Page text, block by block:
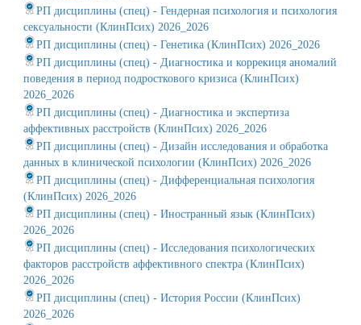
РП дисциплины (спец) - Гендерная психология и психология
сексуальности (КлинПсих) 2026_2026
РП дисциплины (спец) - Генетика (КлинПсих) 2026_2026
РП дисциплины (спец) - Диагностика и коррекиця аномалий
поведения в период подросткового кризиса (КлинПсих)
2026_2026
РП дисциплины (спец) - Диагностика и экспертиза
аффективных расстройств (КлинПсих) 2026_2026
РП дисциплины (спец) - Дизайн исследования и обработка
данных в клинической психологии (КлинПсих) 2026_2026
РП дисциплины (спец) - Дифференциальная психология
(КлинПсих) 2026_2026
РП дисциплины (спец) - Иностранный язык (КлинПсих)
2026_2026
РП дисциплины (спец) - Исследования психологических
факторов расстройств аффективного спектра (КлинПсих)
2026_2026
РП дисциплины (спец) - История России (КлинПсих)
2026_2026